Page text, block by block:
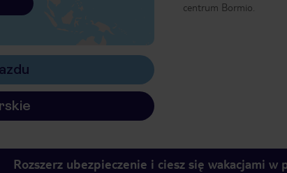
centrum Bormio.
Rozszerz ubezpieczenie i ciesz się wakacjami w